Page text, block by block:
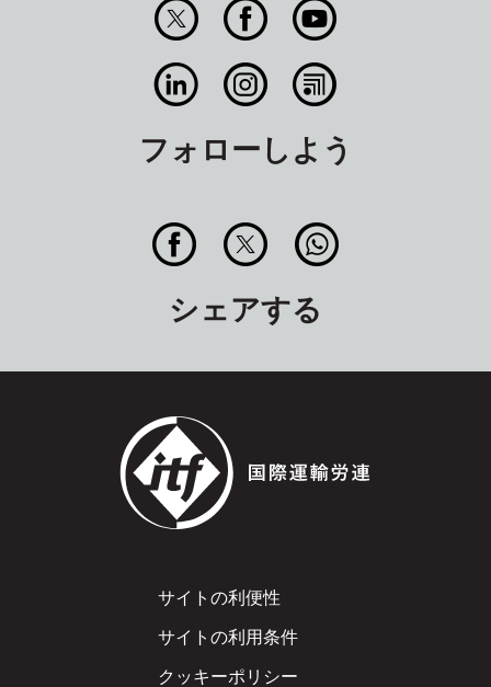
フォローしよう
シェアする
Footer
サイトの利便性
サイトの利用条件
クッキーポリシー